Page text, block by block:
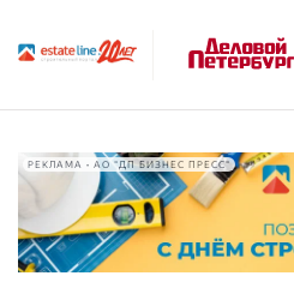
РЕКЛАМА • АО "ДП БИЗНЕС ПРЕСС"